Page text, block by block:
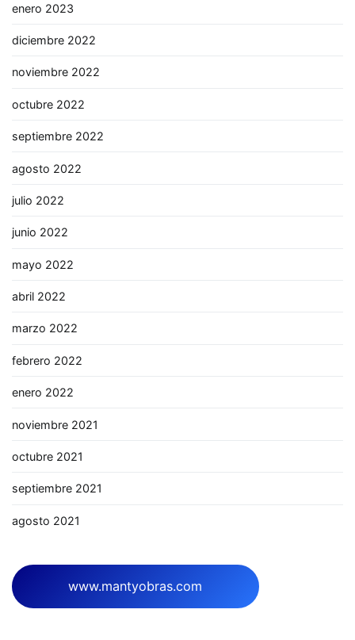
enero 2023
diciembre 2022
noviembre 2022
octubre 2022
septiembre 2022
agosto 2022
julio 2022
junio 2022
mayo 2022
abril 2022
marzo 2022
febrero 2022
enero 2022
noviembre 2021
octubre 2021
septiembre 2021
agosto 2021
www.mantyobras.com